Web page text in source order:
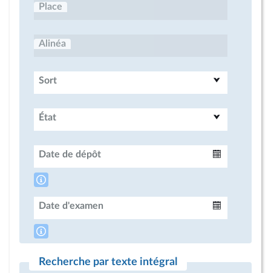
Place
Alinéa
Sort
État
Date de dépôt
Date d'examen
Recherche par texte intégral